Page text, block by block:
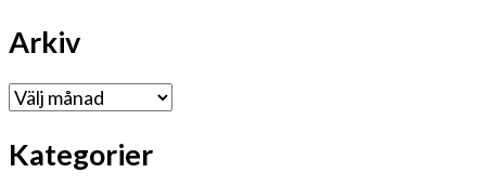
Arkiv
Arkiv
Kategorier